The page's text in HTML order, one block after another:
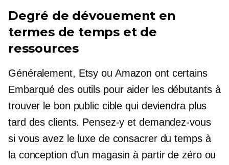
Degré de dévouement en
termes de temps et de
ressources
Généralement, Etsy ou Amazon ont certains
Embarqué des outils pour aider les débutants à
trouver le bon public cible qui deviendra plus
tard des clients. Pensez-y et demandez-vous
si vous avez le luxe de consacrer du temps à
la conception d'un magasin à partir de zéro ou